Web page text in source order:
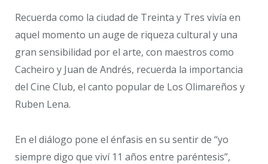
Recuerda como la ciudad de Treinta y Tres vivía en
aquel momento un auge de riqueza cultural y una
gran sensibilidad por el arte, con maestros como
Cacheiro y Juan de Andrés, recuerda la importancia
del Cine Club, el canto popular de Los Olimareños y
Ruben Lena.
En el diálogo pone el énfasis en su sentir de “yo
siempre digo que viví 11 años entre paréntesis”,